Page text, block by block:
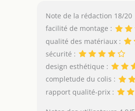
Note de la rédaction 18/20
facilité de montage :
qualité des matériaux :
sécurité :
design esthétique :
completude du colis :
rapport qualité-prix :